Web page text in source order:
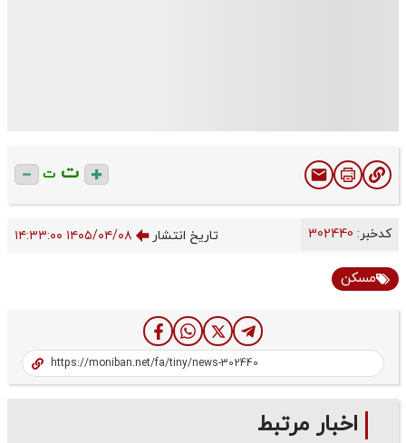
ت ت
کدخبر: تاریخ انتشار ۱۴۰۵/۰۴/۰۸ ۱۴:۳۳:۰۰
مسکن
اخبار مرتبط